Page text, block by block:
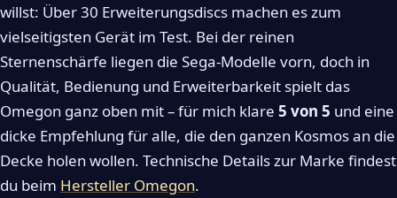
willst: Über 30 Erweiterungsdiscs machen es zum
vielseitigsten Gerät im Test. Bei der reinen
Sternenschärfe liegen die Sega-Modelle vorn, doch in
Qualität, Bedienung und Erweiterbarkeit spielt das
Omegon ganz oben mit – für mich klare 5 von 5 und eine
dicke Empfehlung für alle, die den ganzen Kosmos an die
Decke holen wollen. Technische Details zur Marke findest
du beim Hersteller Omegon.